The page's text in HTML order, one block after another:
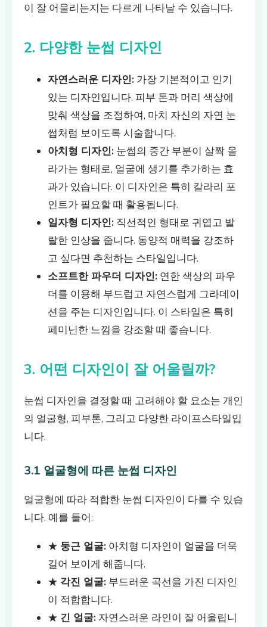
이 잘 어울리는지는 다르게 나타날 수 있습니다.
2. 다양한 눈썹 디자인
자연스러운 디자인: 가장 기본적이고 인기
있는 디자인입니다. 피부 톤과 머리 색상에
맞춰 색상을 조정하여, 마치 자신의 자연 눈
썹처럼 보이도록 시술합니다.
아치형 디자인: 눈썹의 중간 부분이 살짝 올
라가는 형태로, 얼굴에 생기를 추가하는 효
과가 있습니다. 이 디자인은 특히 칼라리 포
인트가 필요할 때 활용됩니다.
일자형 디자인: 직선적인 형태로 귀엽고 발
랄한 인상을 줍니다. 동양적 매력을 강조하
고 싶다면 추천하는 스타일입니다.
소프트한 파우더 디자인: 연한 색상의 파우
더를 이용해 부드럽고 자연스럽게 그라데이
션을 주는 디자인입니다. 이 스타일은 특히
페미닌한 느낌을 강조할 때 좋습니다.
3. 어떤 디자인이 잘 어울릴까?
눈썹 디자인을 결정할 때 고려해야 할 요소는 개인
의 얼굴형, 피부톤, 그리고 다양한 라이프스타일입
니다.
3.1 얼굴형에 따른 눈썹 디자인
얼굴형에 따라 적합한 눈썹 디자인이 다를 수 있습
니다. 예를 들어:
★ 둥근 얼굴: 아치형 디자인이 얼굴을 더욱
길어 보이게 해줍니다.
★ 각진 얼굴: 부드러운 곡선을 가진 디자인
이 적합합니다.
★ 긴 얼굴: 자연스러운 라인이 잘 어울립니